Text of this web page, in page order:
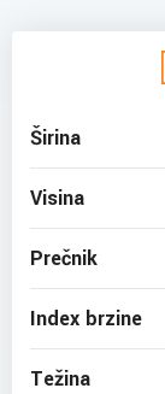
Širina
Visina
Prečnik
Index brzine
Težina